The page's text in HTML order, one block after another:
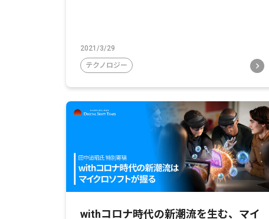
2021/3/29
テクノロジー
withコロナ時代の新潮流を生む、マイ